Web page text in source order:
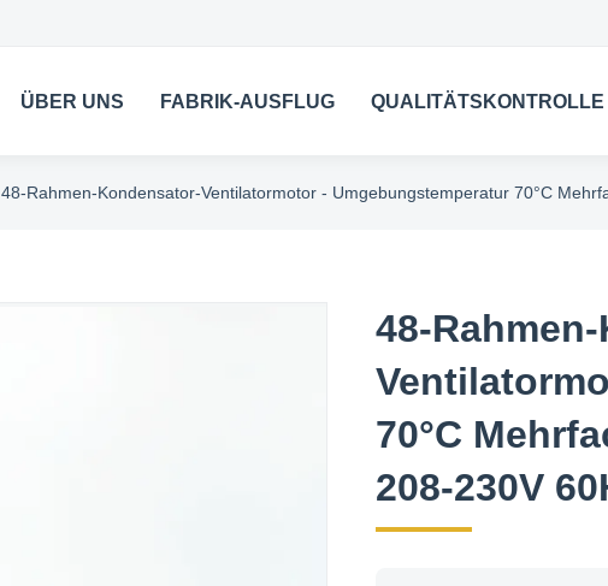
ÜBER UNS FABRIK-AUSFLUG QUALITÄTSKONTROLLE
48-Rahmen-Kondensator-Ventilatormotor - Umgebungstemperatur 70°C
48-
70°C
208-230V